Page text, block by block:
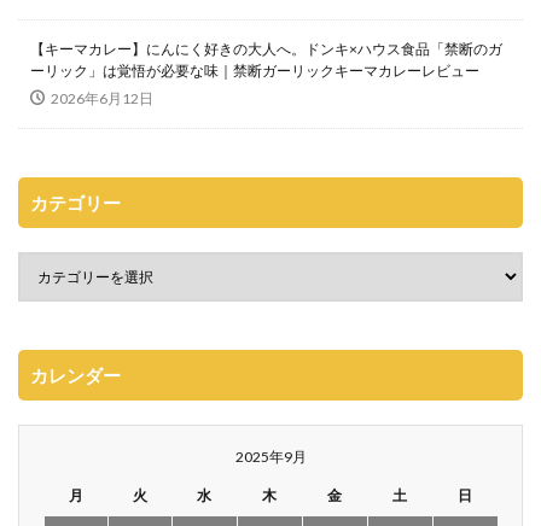
【キーマカレー】にんにく好きの大人へ。ドンキ×ハウス食品「禁断のガ
ーリック」は覚悟が必要な味｜禁断ガーリックキーマカレーレビュー
2026年6月12日
カテゴリー
カレンダー
2025年9月
月 火 水 木 金 土 日